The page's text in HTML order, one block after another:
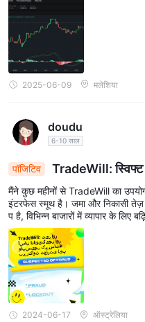
2025-06-09 मलेशिया
doudu
6-10 साल
पॉजिटिव
TradeWill: स्विफ्ट
ट्रेडिंग ऐप
मैंने कुछ महीनों से TradeWill का
इंटरफेस स्मूथ है। जमा और निकासी तेज़
प है, विभिन्न बाजारों में व्यापार के लिए
2024-06-17 ऑस्ट्रेलिया